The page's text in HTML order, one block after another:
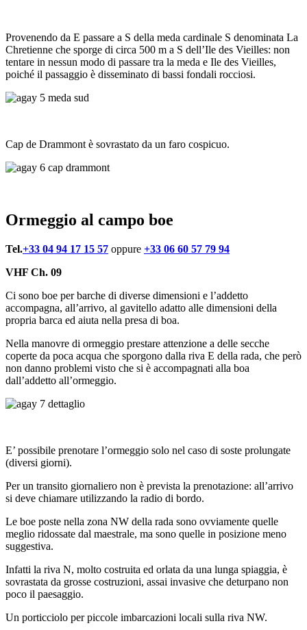
Provenendo da E passare a S della meda cardinale S denominata La
Chretienne che sporge di circa 500 m a S dell’Ile des Vieilles: non
tentare in nessun modo di passare tra la meda e Ile des Vieilles,
poiché il passaggio è disseminato di bassi fondali rocciosi.
Cap de Drammont è sovrastato da un faro cospicuo.
Ormeggio al campo boe
Tel.+33 04 94 17 15 57 oppure +33 06 60 57 79 94
VHF Ch. 09
Ci sono boe per barche di diverse dimensioni e l’addetto
accompagna, all’arrivo, al gavitello adatto alle dimensioni della
propria barca ed aiuta nella presa di boa.
Nella manovre di ormeggio prestare attenzione a delle secche
coperte da poca acqua che sporgono dalla riva E della rada, che però
non danno problemi visto che si è accompagnati alla boa
dall’addetto all’ormeggio.
E’ possibile prenotare l’ormeggio solo nel caso di soste prolungate
(diversi giorni).
Per un transito giornaliero non è prevista la prenotazione: all’arrivo
si deve chiamare utilizzando la radio di bordo.
Le boe poste nella zona NW della rada sono ovviamente quelle
meglio ridossate dal maestrale, ma sono quelle in posizione meno
suggestiva.
Infatti la riva N, molto costruita ed orlata da una lunga spiaggia, è
sovrastata da grosse costruzioni, assai invasive che deturpano non
poco il paesaggio.
Un porticciolo per piccole imbarcazioni locali sulla riva NW.